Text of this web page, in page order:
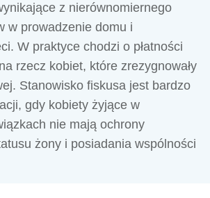
z nierównomiernego
w prowadzenie domu i
W praktyce chodzi o płatności
rzecz kobiet, które zrezygnowały
Stanowisko fiskusa jest bardzo
gdy kobiety żyjące w
nie mają ochrony
żony i posiadania wspólności